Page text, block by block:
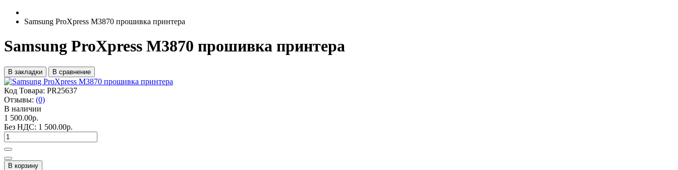
Samsung ProXpress M3870 прошивка принтера
Samsung ProXpress M3870 прошивка принтера
В закладки В сравнение
Код Товара: PR25637
Отзывы: (0)
В наличии
1 500.00р.
Без НДС: 1 500.00р.
В корзину